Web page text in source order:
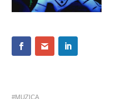
MUZICA